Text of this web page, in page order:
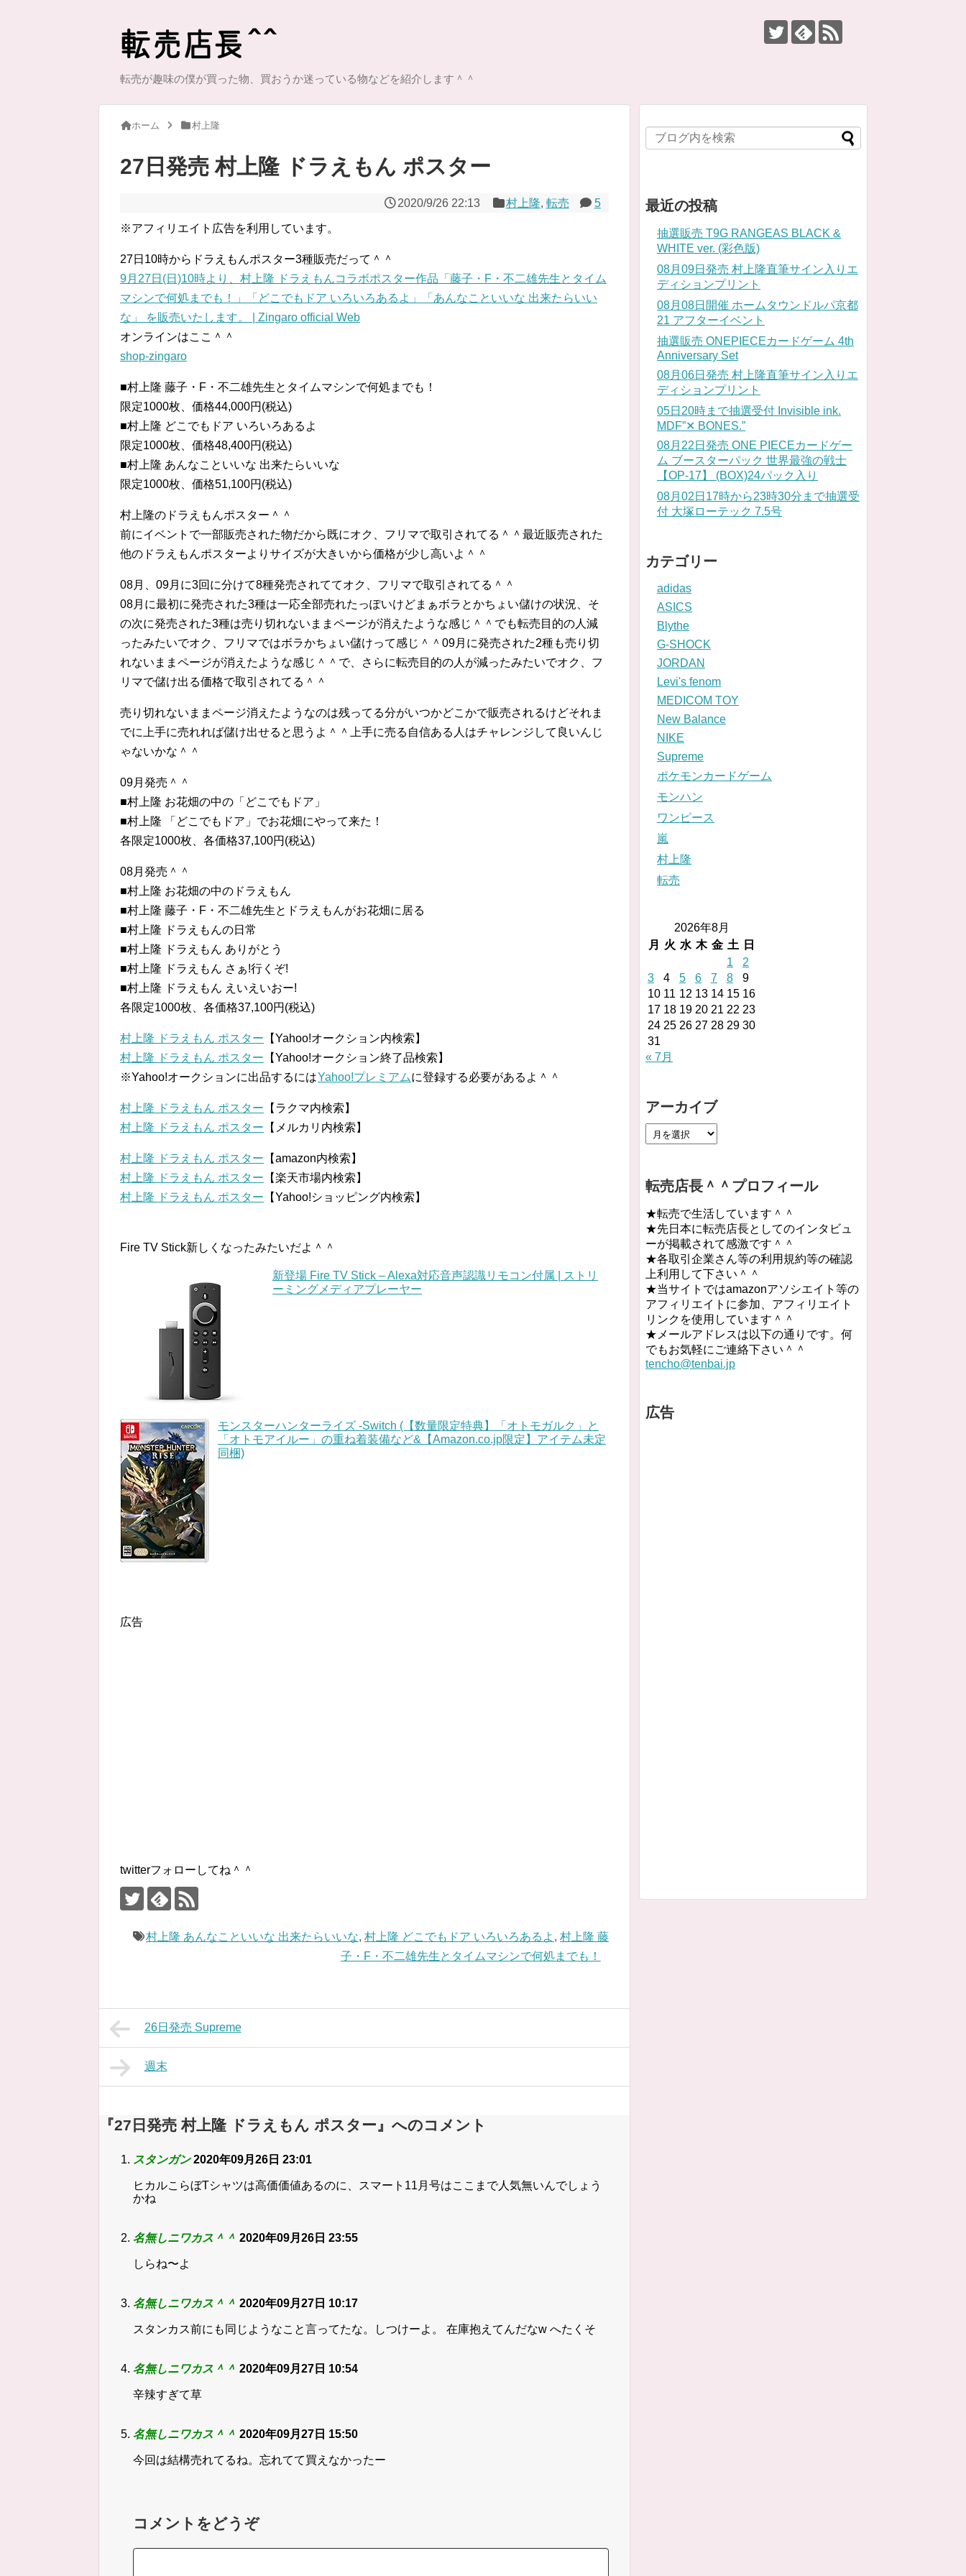
転売が趣味の僕が買った物、買おうか迷っている物などを紹介します＾＾
ホーム 村上隆
27日発売 村上隆 ドラえもん ポスター
2020/9/26 22:13 村上隆, 転売 5
※アフィリエイト広告を利用しています。
27日10時からドラえもんポスター3種販売だって＾＾
9月27日(日)10時より、村上隆 ドラえもんコラボポスター作品「藤子・F・不二雄先生とタイム
マシンで何処までも！」「どこでもドア いろいろあるよ」「あんなこといいな 出来たらいい
な」 を販売いたします。 | Zingaro official Web
オンラインはここ＾＾
shop-zingaro
■村上隆 藤子・F・不二雄先生とタイムマシンで何処までも！
限定1000枚、価格44,000円(税込)
■村上隆 どこでもドア いろいろあるよ
限定1000枚、価格48,400円(税込)
■村上隆 あんなこといいな 出来たらいいな
限定1000枚、価格51,100円(税込)
村上隆のドラえもんポスター＾＾
前にイベントで一部販売された物だから既にオク、フリマで取引されてる＾＾最近販売された
他のドラえもんポスターよりサイズが大きいから価格が少し高いよ＾＾
08月、09月に3回に分けて8種発売されててオク、フリマで取引されてる＾＾
08月に最初に発売された3種は一応全部売れたっぽいけどまぁボラとかちょい儲けの状況、そ
の次に発売された3種は売り切れないままページが消えたような感じ＾＾でも転売目的の人減
ったみたいでオク、フリマではボラかちょい儲けって感じ＾＾09月に発売された2種も売り切
れないままページが消えたような感じ＾＾で、さらに転売目的の人が減ったみたいでオク、フ
リマで儲け出る価格で取引されてる＾＾
売り切れないままページ消えたようなのは残ってる分がいつかどこかで販売されるけどそれま
でに上手に売れれば儲け出せると思うよ＾＾上手に売る自信ある人はチャレンジして良いんじ
ゃないかな＾＾
09月発売＾＾
■村上隆 お花畑の中の「どこでもドア」
■村上隆 「どこでもドア」でお花畑にやって来た！
各限定1000枚、各価格37,100円(税込)
08月発売＾＾
■村上隆 お花畑の中のドラえもん
■村上隆 藤子・F・不二雄先生とドラえもんがお花畑に居る
■村上隆 ドラえもんの日常
■村上隆 ドラえもん ありがとう
■村上隆 ドラえもん さぁ!行くぞ!
■村上隆 ドラえもん えいえいおー!
各限定1000枚、各価格37,100円(税込)
村上隆 ドラえもん ポスター 【Yahoo!オークション内検索】
村上隆 ドラえもん ポスター 【Yahoo!オークション終了品検索】
※Yahoo!オークションに出品するにはYahoo!プレミアムに登録する必要があるよ＾＾
村上隆 ドラえもん ポスター 【ラクマ内検索】
村上隆 ドラえもん ポスター 【メルカリ内検索】
村上隆 ドラえもん ポスター 【amazon内検索】
村上隆 ドラえもん ポスター 【楽天市場内検索】
村上隆 ドラえもん ポスター 【Yahoo!ショッピング内検索】
Fire TV Stick新しくなったみたいだよ＾＾
新登場 Fire TV Stick – Alexa対応音声認識リモコン付属 | ストリ
ーミングメディアプレーヤー
モンスターハンターライズ -Switch (【数量限定特典】「オトモガルク」と
「オトモアイルー」の重ね着装備など&【Amazon.co.jp限定】アイテム未定
同梱)
広告
twitterフォローしてね＾＾
村上隆 あんなこといいな 出来たらいいな, 村上隆 どこでもドア いろいろあるよ , 村上隆 藤
子・F・不二雄先生とタイムマシンで何処までも！
26日発売 Supreme
週末
『27日発売 村上隆 ドラえもん ポスター』へのコメント
スタンガン 2020年09月26日 23:01
ヒカルこらぼTシャツは高価価値あるのに、スマート11月号はここまで人気無いんでしょう
かね
名無しニワカス＾＾ 2020年09月26日 23:55
しらね〜よ
名無しニワカス＾＾ 2020年09月27日 10:17
スタンカス前にも同じようなこと言ってたな。しつけーよ。 在庫抱えてんだなw へたくそ
名無しニワカス＾＾ 2020年09月27日 10:54
辛辣すぎて草
名無しニワカス＾＾ 2020年09月27日 15:50
今回は結構売れてるね。忘れてて買えなかったー
コメントをどうぞ
最近の投稿
抽選販売 T9G RANGEAS BLACK &
WHITE ver. (彩色版)
08月09日発売 村上隆直筆サイン入りエ
ディションプリント
08月08日開催 ホームタウンドルパ京都
21 アフターイベント
抽選販売 ONEPIECEカードゲーム 4th
Anniversary Set
08月06日発売 村上隆直筆サイン入りエ
ディションプリント
05日20時まで抽選受付 Invisible ink.
MDF”✕ BONES.”
08月22日発売 ONE PIECEカードゲー
ム ブースターパック 世界最強の戦士
【OP-17】 (BOX)24パック入り
08月02日17時から23時30分まで抽選受
付 大塚ローテック 7.5号
カテゴリー
adidas
ASICS
Blythe
G-SHOCK
JORDAN
Levi's fenom
MEDICOM TOY
New Balance
NIKE
Supreme
ポケモンカードゲーム
モンハン
ワンピース
嵐
村上隆
転売
2026年8月
月
火 水 木 金 土
日
1
2
3
4 5 6 7 8
9
10 11 12 13 14 15 16
17 18 19 20 21 22 23
24 25 26 27 28 29 30
31
« 7月
アーカイブ
転売店長＾＾プロフィール
★転売で生活しています＾＾
★先日本に転売店長としてのインタビュ
ーが掲載されて感激です＾＾
★各取引企業さん等の利用規約等の確認
上利用して下さい＾＾
★当サイトではamazonアソシエイト等の
アフィリエイトに参加、アフィリエイト
リンクを使用しています＾＾
★メールアドレスは以下の通りです。何
でもお気軽にご連絡下さい＾＾
tencho@tenbai.jp
広告